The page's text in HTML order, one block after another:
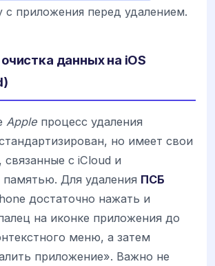
с приложения перед удалением.
данных на iOS
Apple процесс удаления
но имеет свои
связанные с iCloud и
Для удаления ПСБ
достаточно нажать и
на иконке приложения до
меню, а затем
приложение». Важно не